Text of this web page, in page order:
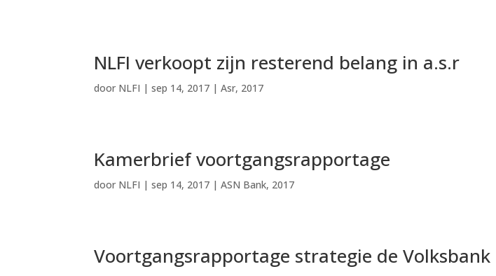
NLFI verkoopt zijn resterend belang in a.s.r
door NLFI |sep 14, 2017 |Asr, 2017
Kamerbrief voortgangsrapportage
door NLFI |sep 14, 2017 |ASN Bank, 2017
Voortgangsrapportage strategie de Volksbank